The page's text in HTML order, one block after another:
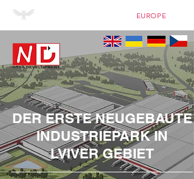
EUROPE
DER ERSTE NEUGEBAUTE
INDUSTRIEPARK IN
LVIVER GEBIET